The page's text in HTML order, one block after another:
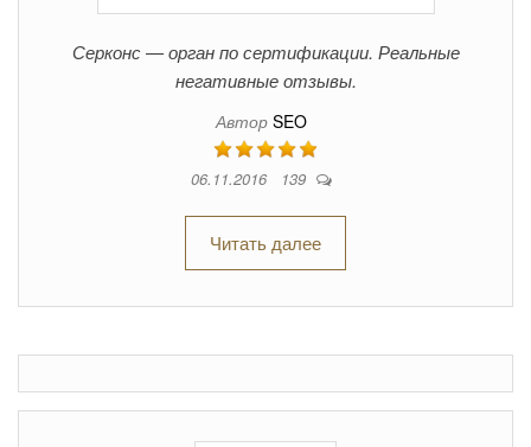
Серконс — орган по сертификации. Реальные
негативные отзывы.
Автор SEO
06.11.2016 139
Читать далее